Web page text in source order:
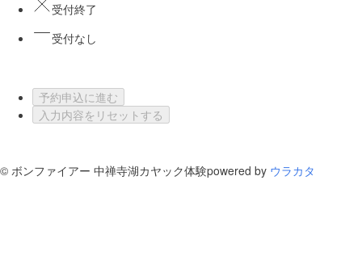
受付終了
受付なし
予約申込に進む
入力内容をリセットする
© ボンファイアー 中禅寺湖カヤック体験powered by ウラカタ